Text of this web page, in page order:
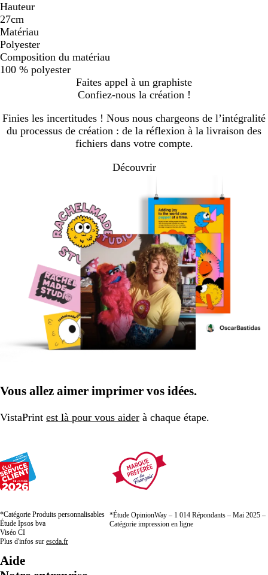
Hauteur
27cm
Matériau
Polyester
Composition du matériau
100 % polyester
Faites appel à un graphiste
Confiez-nous la création !
Finies les incertitudes ! Nous nous chargeons de l’intégralité
du processus de création : de la réflexion à la livraison des
fichiers dans votre compte.
Découvrir
Vous allez aimer imprimer vos idées.
VistaPrint est là pour vous aider à chaque étape.
*Catégorie Produits personnalisables
Étude Ipsos bva
Viséo CI
Plus d'infos sur escda.fr
*Étude OpinionWay – 1 014 Répondants – Mai 2025 –
Catégorie impression en ligne
Aide